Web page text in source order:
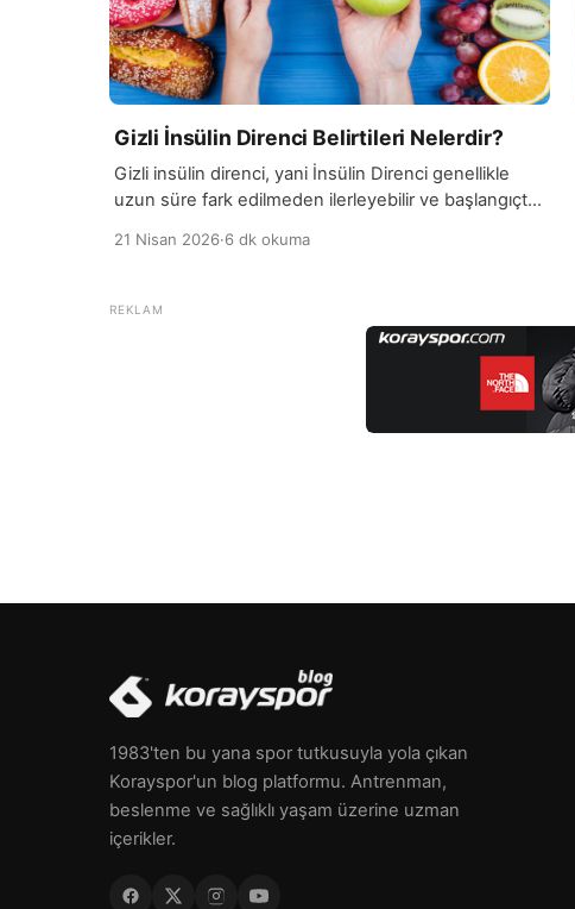
Gizli İnsülin Direnci Belirtileri Nelerdir?
Gizli insülin direnci, yani İnsülin Direnci genellikle
uzun süre fark edilmeden ilerleyebilir ve başlangıçta
bazı küçük sinyaller ortaya çıkmaya başlar. Özellikle
enerji düşüşü en sık görülen erken belirtiler arasında
yer alır. Bir diğer önemli belirti, sürekli tatlı ve
21 Nisan 2026·6 dk okuma
1983'ten bu yana spor tutkusuyla yola çıkan
Korayspor'un blog platformu. Antrenman,
beslenme ve sağlıklı yaşam üzerine uzman
içerikler.